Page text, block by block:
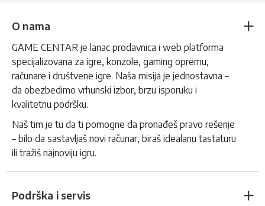
O nama
GAME CENTAR je lanac prodavnica i web platforma
specijalizovana za igre, konzole, gaming opremu,
računare i društvene igre. Naša misija je jednostavna –
da obezbedimo vrhunski izbor, brzu isporuku i
kvalitetnu podršku.
Naš tim je tu da ti pomogne da pronađeš pravo rešenje
– bilo da sastavljaš novi računar, biraš idealanu tastaturu
ili tražiš najnoviju igru.
Podrška i servis